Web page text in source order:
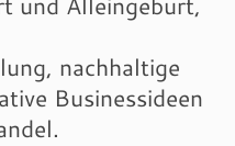
nachhaltige
Businessideen